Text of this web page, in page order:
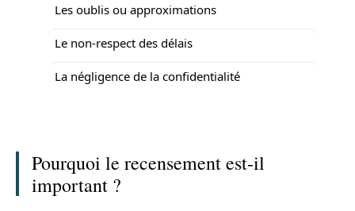
Les oublis ou approximations
Le non-respect des délais
La négligence de la confidentialité
Pourquoi le recensement est-il
important ?